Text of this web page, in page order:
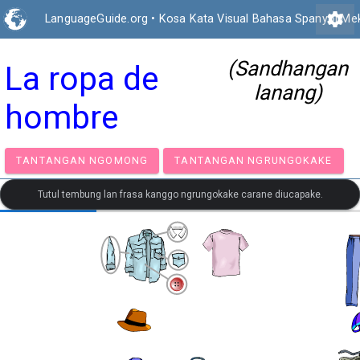
LanguageGuide.org • Kosa Kata Visual Bahasa Spanyol
settings
La ropa de
hombre
(Sandhangan
lanang)
TANTANGAN NGOMONG TANTANGAN
Tutul tembung lan frasa kanggo ngrungokake carane diucapake.